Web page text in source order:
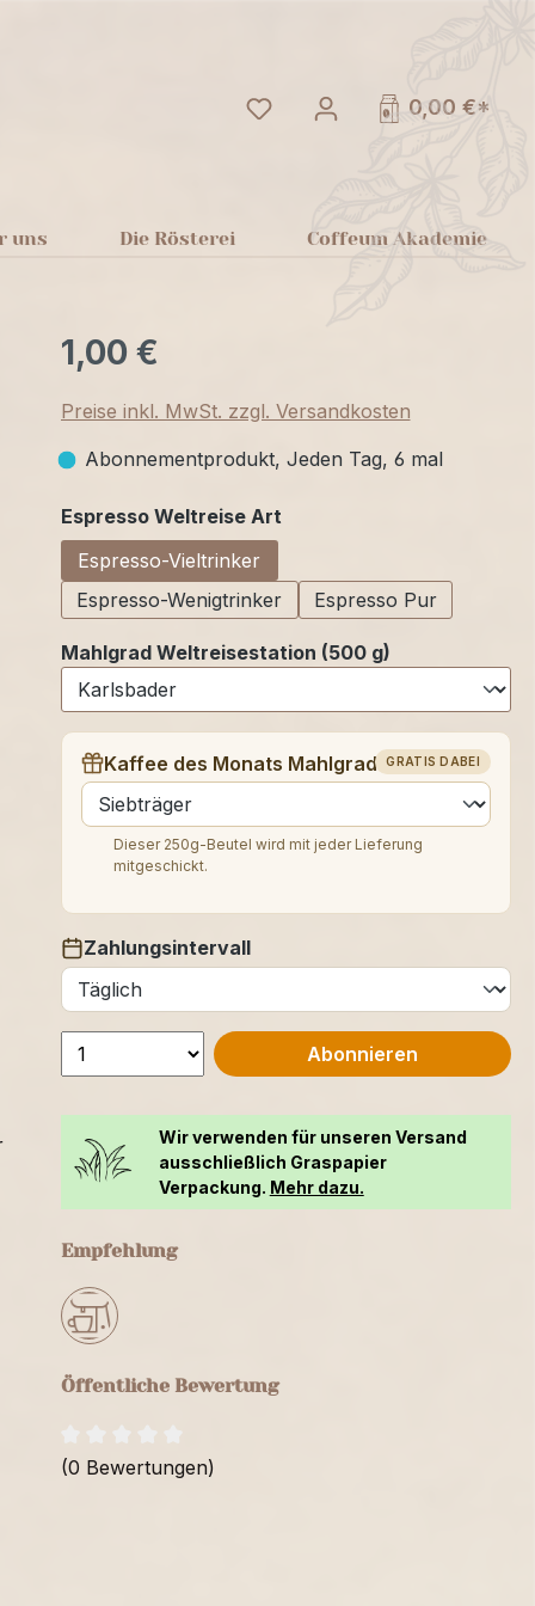
Du hast 0 Produkte auf
0,00 €*
uns Die Rösterei Coffeum Akademie
1,00 €
Preise inkl. MwSt. zzgl. Versandkosten
Abonnementprodukt, Jeden Tag, 6 mal
Espresso Weltreise Artauswählen
Espresso-Vieltrinker
Espresso-Wenigtrinker
Espresso Pur
Mahlgrad Weltreisestation (500 g)
GRATIS DABEI
Kaffee des Monats Mahlgrad (250 g)
auswählen
Dieser 250g-Beutel wird mit jeder Lieferung
mitgeschickt.
Zahlungsintervall
auswählen
Abonnieren
Wir verwenden für unseren Versand
ausschließlich Graspapier
Verpackung. Mehr dazu.
Empfehlung
Öffentliche Bewertung
(0 Bewertungen)